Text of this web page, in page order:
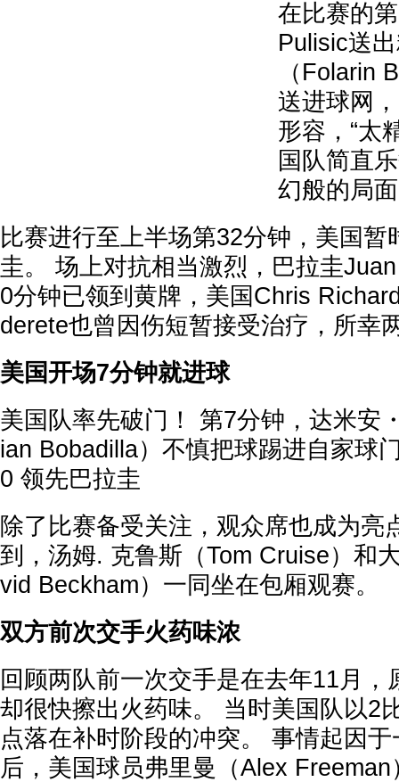
在比赛的
Pulisic送
（Folarin
送进球网
形容，“太
国队简直
幻般的局
比赛进行至上半场第32分钟，美国暂
圭。 场上对抗相当激烈，巴拉圭
0分钟已领到黄牌，美国Chris
derete也曾因伤短暂接受治疗，所幸
美国开场7分钟就进球
美国队率先破门！ 第7分钟，达米安
ian Bobadilla）不慎把球踢进自家球
0 领先巴拉圭
除了比赛备受关注，观众席也成为亮
到，汤姆. 克鲁斯（Tom Cruise）和
vid Beckham）一同坐在包厢观赛。
双方前次交手火药味浓
回顾两队前一次交手是在去年11月，
却很快擦出火药味。 当时美国队以2
点落在补时阶段的冲突。 事情起因
后，美国球员弗里曼（Alex